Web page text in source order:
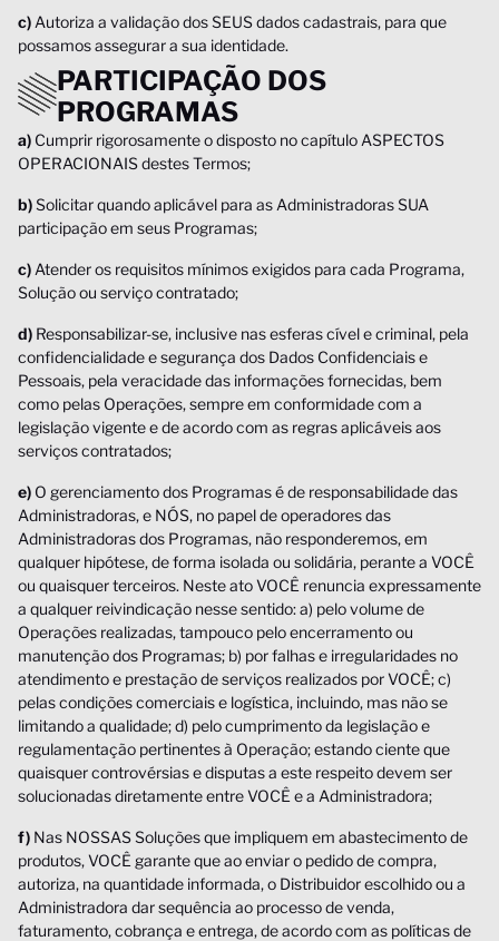
c) Autoriza a validação dos SEUS dados cadastrais, para que
possamos assegurar a sua identidade.
PARTICIPAÇÃO DOS
PROGRAMAS
a) Cumprir rigorosamente o disposto no capítulo ASPECTOS
OPERACIONAIS destes Termos;
b)Solicitar quando aplicável para as Administradoras SUA
participação em seus Programas;
c) Atender os requisitos mínimos exigidos para cada Programa,
Solução ou serviço contratado;
d) Responsabilizar-se, inclusive nas esferas cível e criminal, pela
confidencialidade e segurança dos Dados Confidenciais e
Pessoais, pela veracidade das informações fornecidas, bem
como pelas Operações, sempre em conformidade com a
legislação vigente e de acordo com as regras aplicáveis aos
serviços contratados;
e) O gerenciamento dos Programas é de responsabilidade das
Administradoras, e NÓS, no papel de operadores das
Administradoras dos Programas, não responderemos, em
qualquer hipótese, de forma isolada ou solidária, perante a VOCÊ
ou quaisquer terceiros. Neste ato VOCÊ renuncia expressamente
a qualquer reivindicação nesse sentido: a) pelo volume de
Operações realizadas, tampouco pelo encerramento ou
manutenção dos Programas; b) por falhas e irregularidades no
atendimento e prestação de serviços realizados por VOCÊ; c)
pelas condições comerciais e logística, incluindo, mas não se
limitando a qualidade; d) pelo cumprimento da legislação e
regulamentação pertinentes à Operação; estando ciente que
quaisquer controvérsias e disputas a este respeito devem ser
solucionadas diretamente entre VOCÊ e a Administradora;
f) Nas NOSSAS Soluções que impliquem em abastecimento de
produtos, VOCÊ garante que ao enviar o pedido de compra,
autoriza, na quantidade informada, o Distribuidor escolhido ou a
Administradora dar sequência ao processo de venda,
faturamento, cobrança e entrega, de acordo com as políticas de